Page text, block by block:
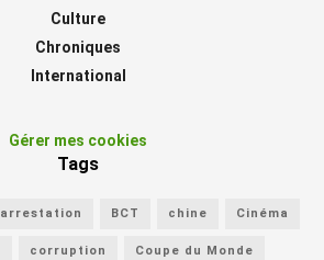
Culture
Chroniques
International
Gérer mes cookies
Tags
arrestation BCT chine Cinéma
corruption Coupe du Monde